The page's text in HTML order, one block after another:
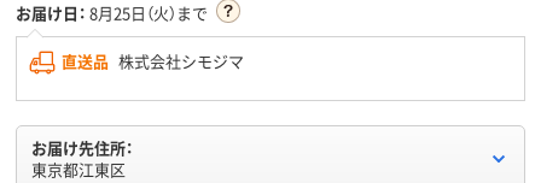
お届け日： 8月25日（火）まで
直送品 株式会社シモジマ
お届け先住所：
東京都江東区